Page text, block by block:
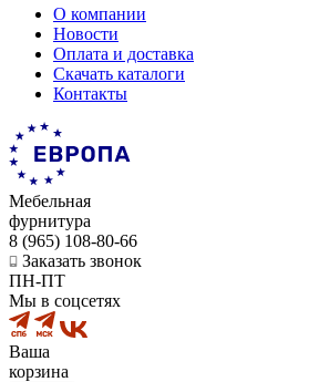
О компании
Новости
Оплата и доставка
Скачать каталоги
Контакты
Мебельная
фурнитура
8 (965) 108-80-66
Заказать звонок
ПН-ПТ
Мы в соцсетях
Ваша
корзина